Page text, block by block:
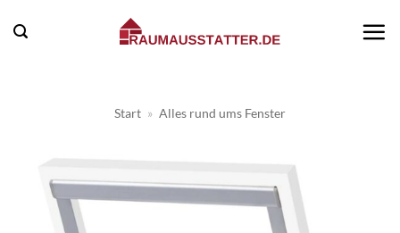
Inhalt
Start » Alles rund ums Fenster